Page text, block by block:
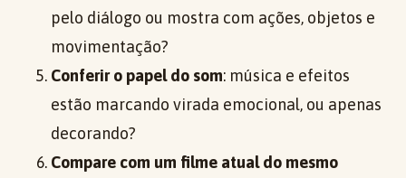
pelo diálogo ou mostra com ações, objetos e
movimentação?
Conferir o papel do som: música e efeitos
estão marcando virada emocional, ou apenas
decorando?
Compare com um filme atual do mesmo